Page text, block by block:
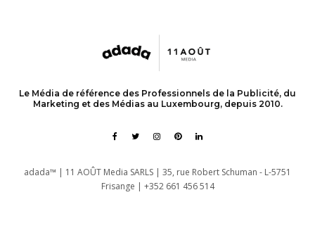
Le Média de référence des Professionnels de la Publicité, du
Marketing et des Médias au Luxembourg, depuis 2010.
adada™ | 11 AOÛT Media SARLS | 35, rue Robert Schuman - L-5751
Frisange | +352 661 456 514